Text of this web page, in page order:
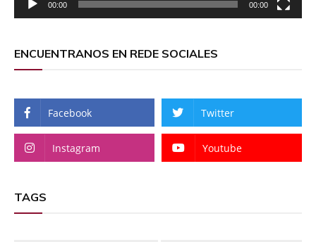
00:00 00:00
ENCUENTRANOS EN REDE SOCIALES
Facebook Twitter
Instagram Youtube
TAGS